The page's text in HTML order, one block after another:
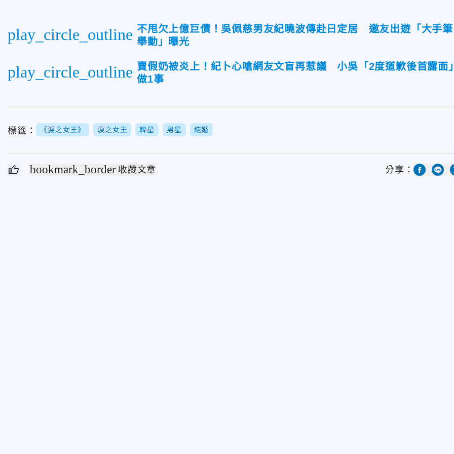
play_circle_outline 不甩欠上億巨債！吳佩慈男友紀曉波傳赴日定居 邀友出遊「大手筆
舉動」曝光
play_circle_outline 賣假奶被炎上！紀卜心嗆網友文盲再惹議 小吳「2度道歉後首露面
做1事
標籤： 《淚之女王》 淚之女王 韓星 男星 結婚
bookmark_border 收藏文章 分享：